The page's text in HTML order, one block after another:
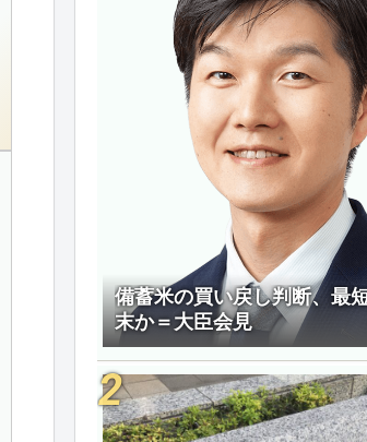
備蓄米の買い戻し判断、最
末か＝大臣会見